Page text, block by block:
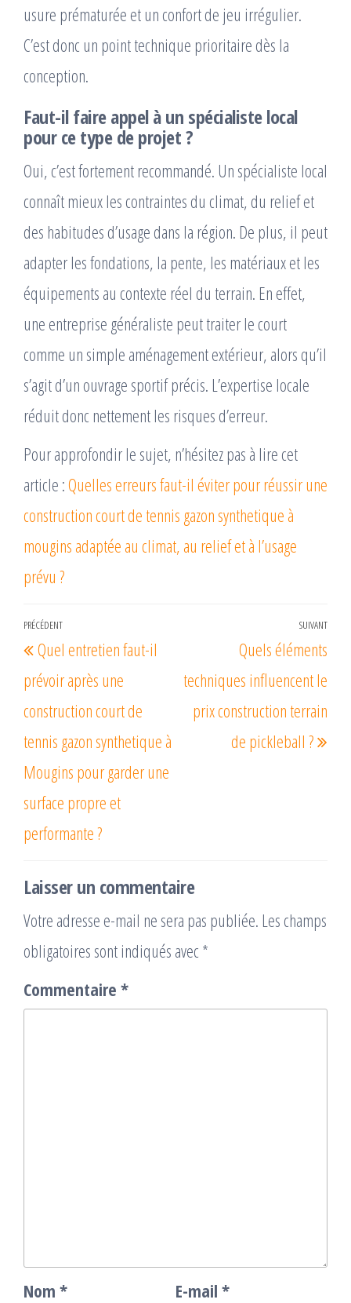
usure prématurée et un confort de jeu irrégulier.
C’est donc un point technique prioritaire dès la
conception.
Faut-il faire appel à un spécialiste local
pour ce type de projet ?
Oui, c’est fortement recommandé. Un spécialiste local
connaît mieux les contraintes du climat, du relief et
des habitudes d’usage dans la région. De plus, il peut
adapter les fondations, la pente, les matériaux et les
équipements au contexte réel du terrain. En effet,
une entreprise généraliste peut traiter le court
comme un simple aménagement extérieur, alors qu’il
s’agit d’un ouvrage sportif précis. L’expertise locale
réduit donc nettement les risques d’erreur.
Pour approfondir le sujet, n’hésitez pas à lire cet
article :Quelles erreurs faut-il éviter pour réussir une
construction court de tennis gazon synthetique à
mougins adaptée au climat, au relief et à l’usage
prévu ?
Navigation
de
l’article
Article
précédent
PRÉCÉDENT
Quel entretien faut-il
prévoir après une
construction court de
tennis gazon synthetique à
Mougins pour garder une
surface propre et
performante ?
SUIVANT
Quels éléments
techniques influencent le
prix construction terrain
de pickleball ?
Laisser un commentaire
Votre adresse e-mail ne sera pas publiée. Les champs
obligatoires sont indiqués avec *
Commentaire *
Nom * E-mail *